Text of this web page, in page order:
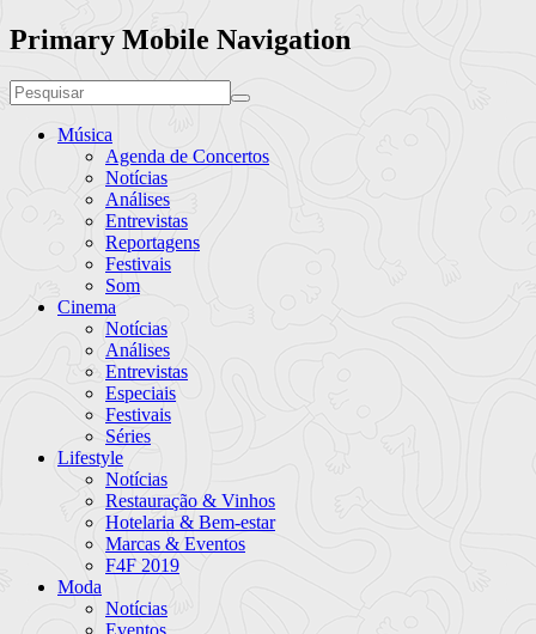
Primary Mobile Navigation
Música
Agenda de Concertos
Notícias
Análises
Entrevistas
Reportagens
Festivais
Som
Cinema
Notícias
Análises
Entrevistas
Especiais
Festivais
Séries
Lifestyle
Notícias
Restauração & Vinhos
Hotelaria & Bem-estar
Marcas & Eventos
F4F 2019
Moda
Notícias
Eventos